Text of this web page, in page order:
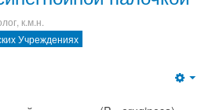
к.м.н.
Учреждениях